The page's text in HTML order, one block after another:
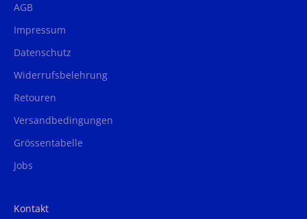
AGB
Impressum
Datenschutz
Widerrufsbelehrung
Retouren
Versandbedingungen
Grössentabelle
Jobs
Kontakt